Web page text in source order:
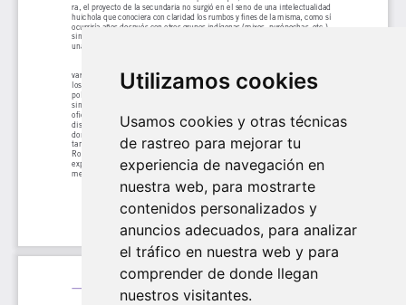
Utilizamos cookies
Usamos cookies y otras técnicas
de rastreo para mejorar tu
experiencia de navegación en
nuestra web, para mostrarte
contenidos personalizados y
anuncios adecuados, para analizar
el tráfico en nuestra web y para
comprender de donde llegan
nuestros visitantes.